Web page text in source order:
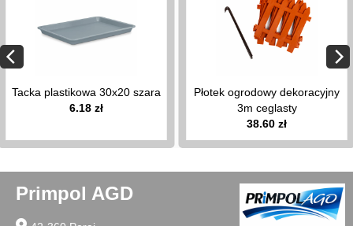
Bänder,
Kuchenreifen
Badezimmerartikel
na
wieszaki
Tacka plastikowa 30x20 szara
6.18 zł
Płotek ogrodowy dekoracyjny
3m ceglasty
38.60 zł
Primpol AGD